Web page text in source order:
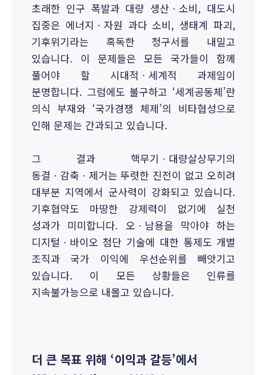
초래한 인구 폭발과 대량 생산ㆍ소비, 대도시
집중은 에너지ㆍ자원 과다 소비, 생태계 파괴,
기후위기라는 혹독한 청구서를 내밀고
있습니다. 이 문제들은 모든 국가들이 함께
풀어야 할 시대적ㆍ세계적 과제임이
분명합니다. 그럼에도 불구하고 ‘세계공동체’란
의식 부재와 ‘국가경쟁 체제’의 비타협성으로
인해 문제는 간과되고 있습니다.
그 결과 핵무기ㆍ대량살상무기의
동결ㆍ감축ㆍ제거는 뚜렷한 진전이 없고 오히려
대부분 지역에서 군사력이 강화되고 있습니다.
기후협약도 마땅한 강제력이 없기에 실천
성과가 미미합니다. 오ㆍ남용을 막아야 하는
디지털ㆍ바이오 첨단 기술에 대한 통제도 개별
조직과 국가 이익에 우선순위를 빼앗기고
있습니다. 이 모든 상황들은 인류를
지속불가능으로 내몰고 있습니다.
더 큰 목표 위해 ‘이익과 갈등’에서